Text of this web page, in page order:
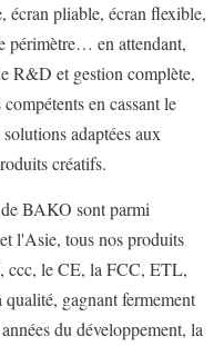
écran pliable, écran flexible,
périmètre… en attendant,
R&D et gestion complète,
en cassant le
adaptées aux
créatifs.
BAKO sont parmi
l'Asie, tous nos produits
ccc, le CE, la FCC, ETL,
gagnant fermement
du développement, la